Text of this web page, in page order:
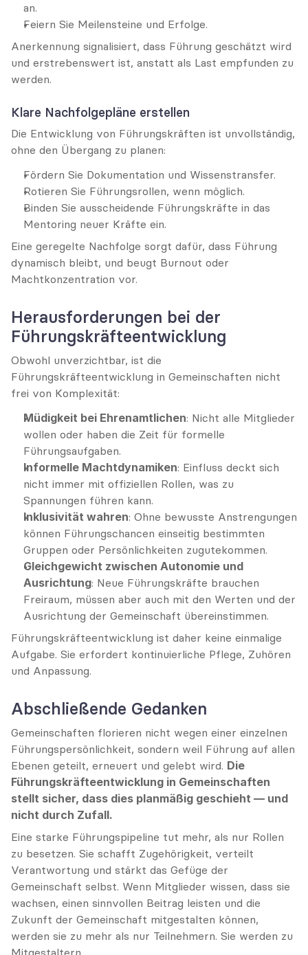
an.
Feiern Sie Meilensteine und Erfolge.
Anerkennung signalisiert, dass Führung geschätzt wird
und erstrebenswert ist, anstatt als Last empfunden zu
werden.
Klare Nachfolgepläne erstellen
Die Entwicklung von Führungskräften ist unvollständig,
ohne den Übergang zu planen:
Fördern Sie Dokumentation und Wissenstransfer.
Rotieren Sie Führungsrollen, wenn möglich.
Binden Sie ausscheidende Führungskräfte in das
Mentoring neuer Kräfte ein.
Eine geregelte Nachfolge sorgt dafür, dass Führung
dynamisch bleibt, und beugt Burnout oder
Machtkonzentration vor.
Herausforderungen bei der
Führungskräfteentwicklung
Obwohl unverzichtbar, ist die
Führungskräfteentwicklung in Gemeinschaften nicht
frei von Komplexität:
Müdigkeit bei Ehrenamtlichen: Nicht alle Mitglieder
wollen oder haben die Zeit für formelle
Führungsaufgaben.
Informelle Machtdynamiken: Einfluss deckt sich
nicht immer mit offiziellen Rollen, was zu
Spannungen führen kann.
Inklusivität wahren: Ohne bewusste Anstrengungen
können Führungschancen einseitig bestimmten
Gruppen oder Persönlichkeiten zugutekommen.
Gleichgewicht zwischen Autonomie und
Ausrichtung: Neue Führungskräfte brauchen
Freiraum, müssen aber auch mit den Werten und der
Ausrichtung der Gemeinschaft übereinstimmen.
Führungskräfteentwicklung ist daher keine einmalige
Aufgabe. Sie erfordert kontinuierliche Pflege, Zuhören
und Anpassung.
Abschließende Gedanken
Gemeinschaften florieren nicht wegen einer einzelnen
Führungspersönlichkeit, sondern weil Führung auf allen
Ebenen geteilt, erneuert und gelebt wird. Die
Führungskräfteentwicklung in Gemeinschaften
stellt sicher, dass dies planmäßig geschieht — und
nicht durch Zufall.
Eine starke Führungspipeline tut mehr, als nur Rollen
zu besetzen. Sie schafft Zugehörigkeit, verteilt
Verantwortung und stärkt das Gefüge der
Gemeinschaft selbst. Wenn Mitglieder wissen, dass sie
wachsen, einen sinnvollen Beitrag leisten und die
Zukunft der Gemeinschaft mitgestalten können,
werden sie zu mehr als nur Teilnehmern. Sie werden zu
Mitgestaltern.